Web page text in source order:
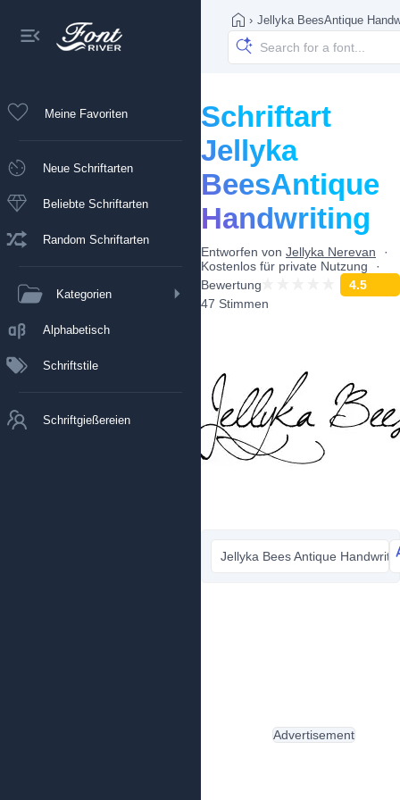
Meine Favoriten
Neue Schriftarten
Beliebte Schriftarten
Random Schriftarten
Kategorien
Alphabetisch
Schriftstile
Schriftgießereien
› Jellyka BeesAntique
Schriftart
Jellyka
BeesAntique
Handwriting
Entworfen von Jellyka Nerevan
Kostenlos für private Nutzung
Bewertung
4.5
47 Stimmen
Jellyka Bees Antique
Advertisement